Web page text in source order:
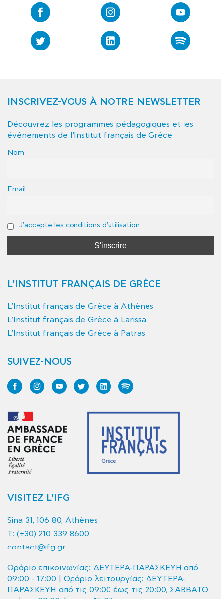
INSCRIVEZ-VOUS À NOTRE NEWSLETTER
Découvrez les programmes pédagogiques et les
événements de l'Institut français de Grèce
Nom
Email
J'accepte les conditions d'utilisation
L’INSTITUT FRANÇAIS DE GRÈCE
L’Institut français de Grèce à Athènes
L’Institut français de Grèce à Larissa
L’Institut français de Grèce à Patras
SUIVEZ-NOUS
VISITEZ L’IFG
Sina 31, 106 80, Athènes
T: (+30) 210 339 8600
contact@ifg.gr
Ωράριο επικοινωνίας: ΔΕΥΤΕΡΑ-ΠΑΡΑΣΚΕΥΗ από
09:00 - 17:00 | Ωράριο λειτουργίας: ΔΕΥΤΕΡΑ-
ΠΑΡΑΣΚΕΥΗ από τις 09:00 έως τις 20:00, ΣΑΒΒΑΤΟ